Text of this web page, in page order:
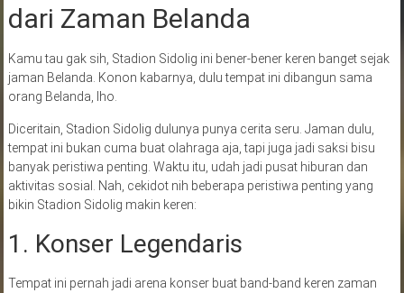
dari Zaman Belanda
Kamu tau gak sih, Stadion Sidolig ini bener-bener keren banget sejak
jaman Belanda. Konon kabarnya, dulu tempat ini dibangun sama
orang Belanda, lho.
Diceritain, Stadion Sidolig dulunya punya cerita seru. Jaman dulu,
tempat ini bukan cuma buat olahraga aja, tapi juga jadi saksi bisu
banyak peristiwa penting. Waktu itu, udah jadi pusat hiburan dan
aktivitas sosial. Nah, cekidot nih beberapa peristiwa penting yang
bikin Stadion Sidolig makin keren:
1. Konser Legendaris
Tempat ini pernah jadi arena konser buat band-band keren zaman